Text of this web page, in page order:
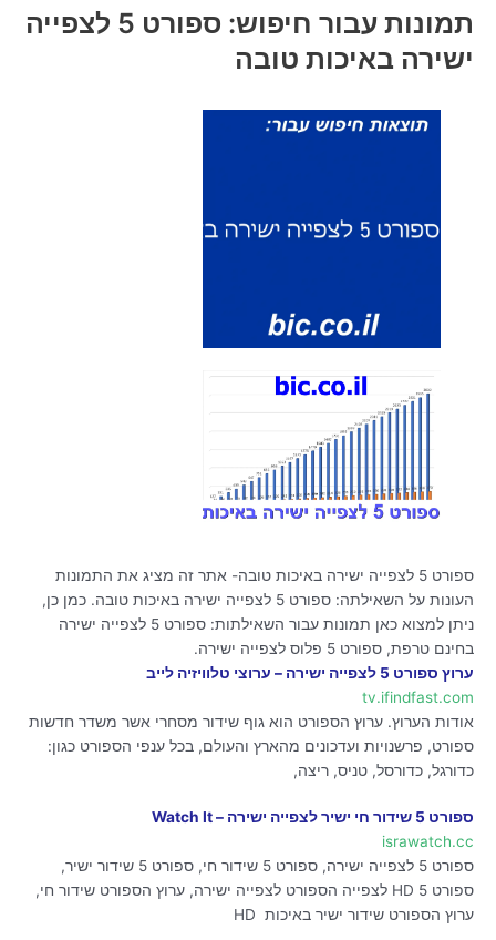
תמונות עבור חיפוש: ספורט 5 לצפייה
ישירה באיכות טובה
ספורט 5 לצפייה ישירה באיכות טובה- אתר זה מציג את התמונות
העונות על השאילתה: ספורט 5 לצפייה ישירה באיכות טובה. כמן כן,
ניתן למצוא כאן תמונות עבור השאילתות: ספורט 5 לצפייה ישירה
בחינם טרפת, ספורט 5 פלוס לצפייה ישירה.
ערוץ ספורט 5 לצפייה ישירה – ערוצי טלוויזיה לייב
tv.ifindfast.com
אודות הערוץ. ערוץ הספורט הוא גוף שידור מסחרי אשר משדר חדשות
ספורט, פרשנויות ועדכונים מהארץ והעולם, בכל ענפי הספורט כגון:
כדורגל, כדורסל, טניס, ריצה,
ספורט 5 שידור חי ישיר לצפייה ישירה – Watch It
israwatch.cc
ספורט 5 לצפייה ישירה, ספורט 5 שידור חי, ספורט 5 שידור ישיר,
ספורט 5 HD לצפייה הספורט לצפייה ישירה, ערוץ הספורט שידור חי,
ערוץ הספורט שידור ישיר באיכות HD